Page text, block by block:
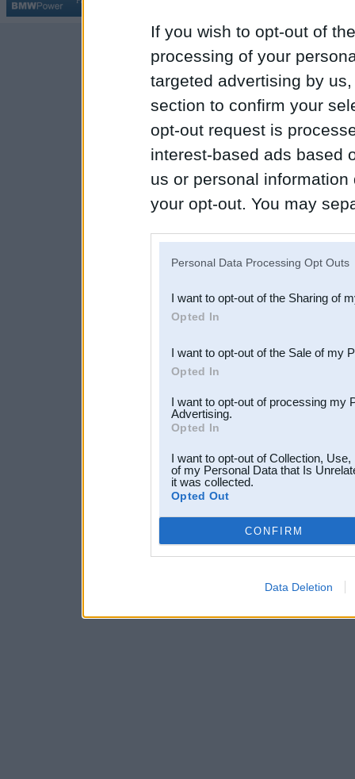
If you wish to opt-out of
processing of your
targeted advertising by
section to confirm your
opt-out request is
interest-based ads based
us or personal
your opt-out. You may
Downstream Participants
third parties.
Personal Data Processing Opt Outs
I want to opt-out of the Sharing of
Opted In
I want to opt-out of the Sale of my
Opted In
I want to opt-out of processing my
Advertising.
Opted In
I want to opt-out of Collection,
of my Personal Data that Is
it was collected.
Opted Out
CONFIRM
Data Deletion